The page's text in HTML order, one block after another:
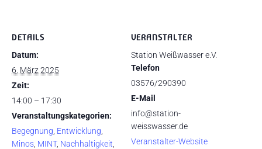
DETAILS
Datum:
6. März 2025
Zeit:
14:00 – 17:30
Veranstaltungskategorien:
Begegnung Entwicklung
Minos MINT, Nachhaltigkeit
VERANSTALTER
Station Weißwasser e.V.
Telefon
03576/290390
E-Mail
info@station-
weisswasser.de
Veranstalter-Website